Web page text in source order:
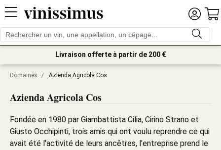
Livraison offerte à partir de 200 €
Domaines / Azienda Agricola Cos
Azienda Agricola Cos
Fondée en 1980 par Giambattista Cilia, Cirino Strano et
Giusto Occhipinti, trois amis qui ont voulu reprendre ce qui
avait été l'activité de leurs ancêtres, l'entreprise prend le